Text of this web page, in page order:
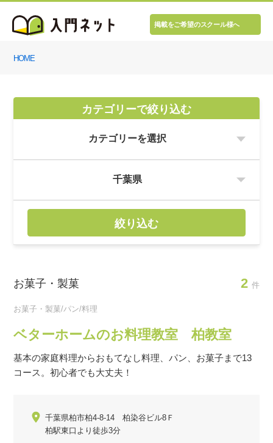
掲載をご希望のスクール様へ
HOME
カテゴリーで絞り込む
絞り込む
お菓子・製菓 2 件
お菓子・製菓/パン/料理
ベターホームのお料理教室 柏教室
基本の家庭料理からおもてなし料理、パン、お菓子まで13
コース。初心者でも大丈夫！
千葉県柏市柏4-8-14 柏染谷ビル8Ｆ
柏駅東口より徒歩3分